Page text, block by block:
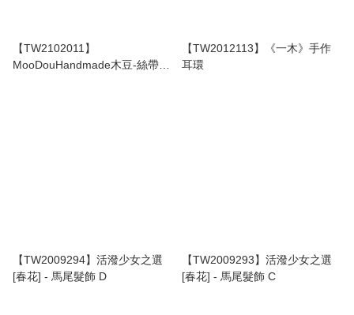
【TW2102011】
MooDouHandmade木豆-絲帶編
【TW2012113】《一木》手作
耳環
【TW2009294】活潑少女之選
[春花] - 馬尾髮飾 D
【TW2009293】活潑少女之選
[春花] - 馬尾髮飾 C